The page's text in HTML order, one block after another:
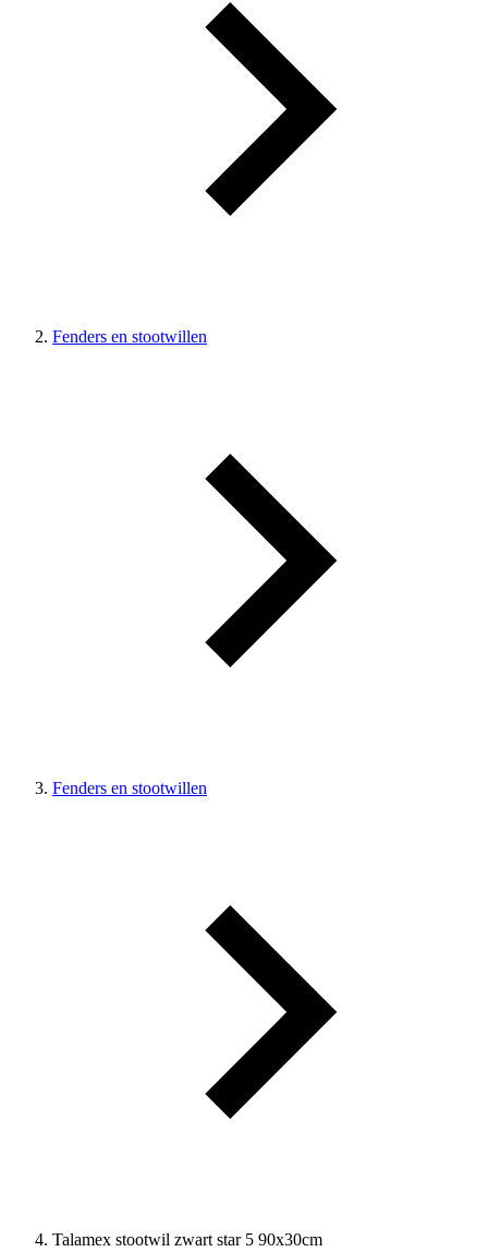
Fenders en stootwillen
Fenders en stootwillen
Talamex stootwil zwart star 5 90x30cm